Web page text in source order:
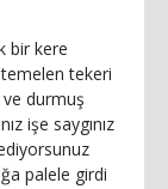
bir kere
tekeri
durmuş
işe saygınız
palele girdi